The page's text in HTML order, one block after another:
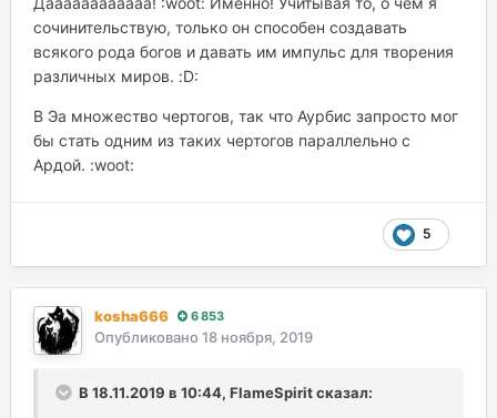
сочинительствую, только он способен создавать
всякого рода богов и давать им импульс для творения
различных миров. :D:
В Эа множество чертогов, так что Аурбис запросто мог
бы стать одним из таких чертогов параллельно с
Ардой. :woot:
5
kosha666 6 853
Опубликовано 18 ноября, 2019
В 18.11.2019 в 10:44, FlameSpirit сказал: